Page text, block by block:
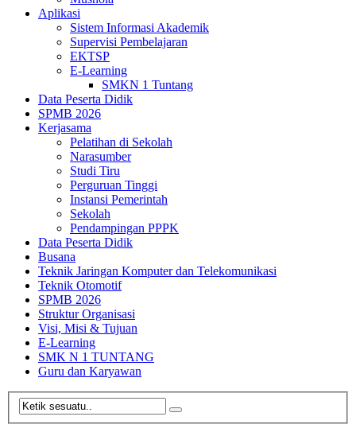
Aplikasi
Sistem Informasi Akademik
Supervisi Pembelajaran
EKTSP
E-Learning
SMKN 1 Tuntang
Data Peserta Didik
SPMB 2026
Kerjasama
Pelatihan di Sekolah
Narasumber
Studi Tiru
Perguruan Tinggi
Instansi Pemerintah
Sekolah
Pendampingan PPPK
Data Peserta Didik
Busana
Teknik Jaringan Komputer dan Telekomunikasi
Teknik Otomotif
SPMB 2026
Struktur Organisasi
Visi, Misi & Tujuan
E-Learning
SMK N 1 TUNTANG
Guru dan Karyawan